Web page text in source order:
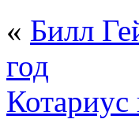
« Билл
год
Котариус